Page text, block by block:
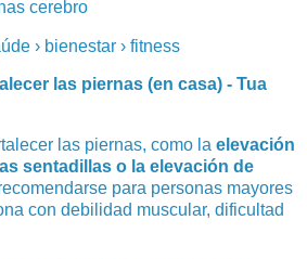
cerebro
› bienestar › fitness
las piernas (en casa) - Tua
las piernas, como la elevación
sentadillas o la elevación de
para personas mayores
con debilidad muscular, dificultad